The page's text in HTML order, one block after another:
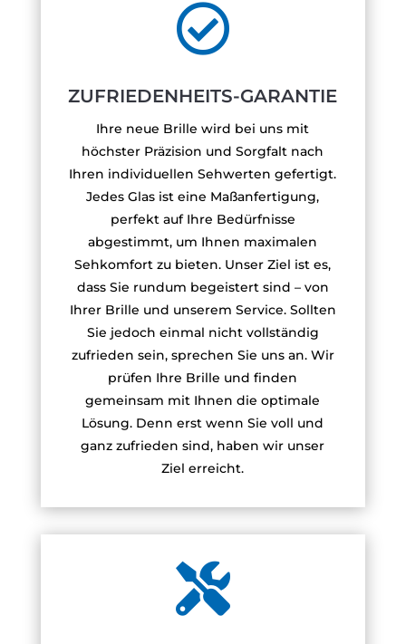

ZUFRIEDENHEITS-GARANTIE
Ihre neue Brille wird bei uns mit
höchster Präzision und Sorgfalt nach
Ihren individuellen Sehwerten gefertigt.
Jedes Glas ist eine Maßanfertigung,
perfekt auf Ihre Bedürfnisse
abgestimmt, um Ihnen maximalen
Sehkomfort zu bieten. Unser Ziel ist es,
dass Sie rundum begeistert sind – von
Ihrer Brille und unserem Service. Sollten
Sie jedoch einmal nicht vollständig
zufrieden sein, sprechen Sie uns an. Wir
prüfen Ihre Brille und finden
gemeinsam mit Ihnen die optimale
Lösung. Denn erst wenn Sie voll und
ganz zufrieden sind, haben wir unser
Ziel erreicht.
